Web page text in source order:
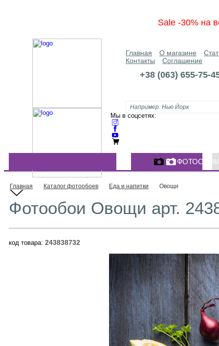
Sale -30% на
Главная О магазине
Контакты
Соглашение
+38 (063) 655-75-
Мы в соцсетях:
КАТАЛОГ ФОТООБОЕВ
Главная Каталог фотообоев Еда и напитки Овощи
Фотообои Овощи арт.
код товара: 243838732